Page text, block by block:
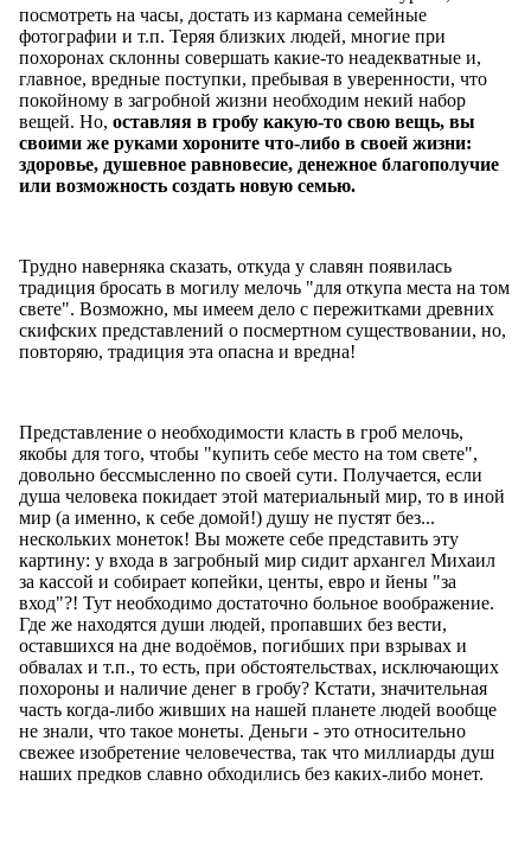
посмотреть на часы, достать из кармана семейные
фотографии и т.п. Теряя близких людей, многие при
похоронах склонны совершать какие-то неадекватные и,
главное, вредные поступки, пребывая в уверенности, что
покойному в загробной жизни необходим некий набор
вещей. Но, оставляя в гробу какую-то свою вещь, вы
своими же руками хороните что-либо в своей жизни:
здоровье, душевное равновесие, денежное благополучие
или возможность создать новую семью.
Трудно наверняка сказать, откуда у славян появилась
традиция бросать в могилу мелочь "для откупа места на том
свете". Возможно, мы имеем дело с пережитками древних
скифских представлений о посмертном существовании, но,
повторяю, традиция эта опасна и вредна!
Представление о необходимости класть в гроб мелочь,
якобы для того, чтобы "купить себе место на том свете",
довольно бессмысленно по своей сути. Получается, если
душа человека покидает этой материальный мир, то в иной
мир (а именно, к себе домой!) душу не пустят без...
нескольких монеток! Вы можете себе представить эту
картину: у входа в загробный мир сидит архангел Михаил
за кассой и собирает копейки, центы, евро и йены "за
вход"?! Тут необходимо достаточно больное воображение.
Где же находятся души людей, пропавших без вести,
оставшихся на дне водоёмов, погибших при взрывах и
обвалах и т.п., то есть, при обстоятельствах, исключающих
похороны и наличие денег в гробу? Кстати, значительная
часть когда-либо живших на нашей планете людей вообще
не знали, что такое монеты. Деньги - это относительно
свежее изобретение человечества, так что миллиарды душ
наших предков славно обходились без каких-либо монет.